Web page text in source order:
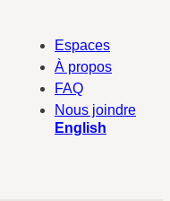
Espaces
À propos
FAQ
Nous joindre
English